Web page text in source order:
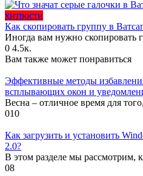
хитрости
Как скопировать группу в
Иногда вам нужно скопировать
0 4.5к.
Вам также может понравиться
Эффективные методы
всплывающих окон и
Весна – отличное время для
010
Как загрузить и установить
2.0?
В этом разделе мы рассмотрим,
08